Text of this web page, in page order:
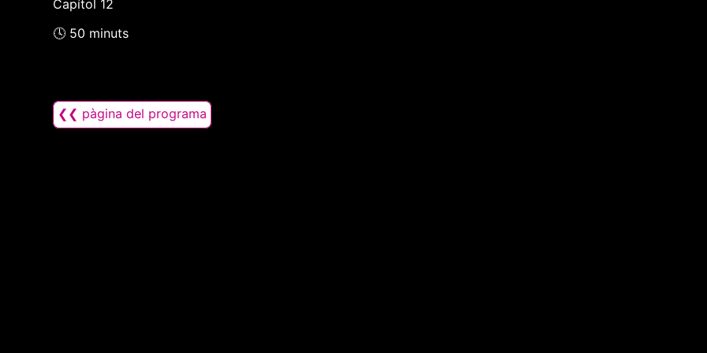
Capítol 12
🕓 50 minuts
❮❮ pàgina del programa